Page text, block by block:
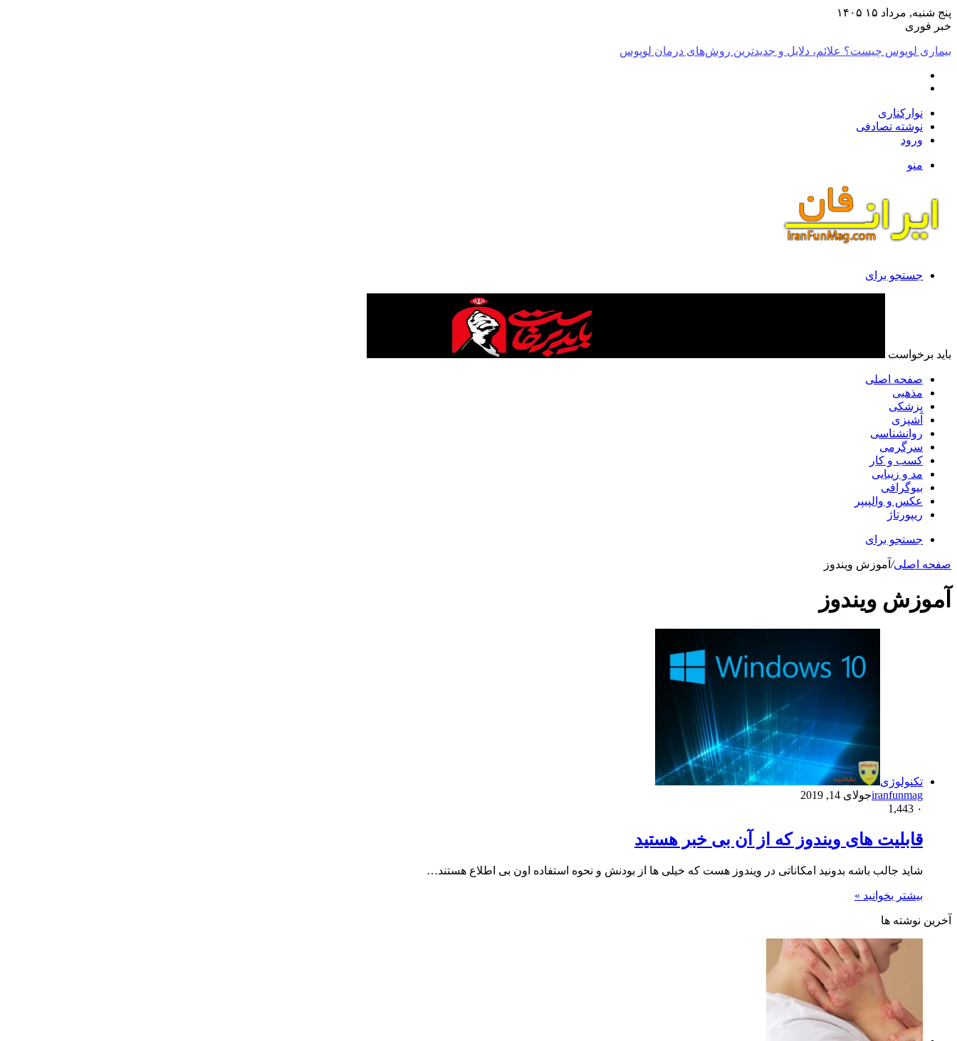
پنج شنبه, مرداد ۱۵ ۱۴۰۵
خبر فوری
مهم‌ترین خواص روغن آرگان برای مو
نوارکناری
نوشته تصادفی
ورود
منو
جستجو برای
باید برخواست
صفحه اصلی
مذهبی
پزشکی
آشپزی
روانشناسی
سرگرمی
کسب و کار
مد و زیبایی
بیوگرافی
عکس و والپیپر
ریپورتاژ
جستجو برای
صفحه اصلی/ آموزش ویندوز
آموزش ویندوز
تکنولوژی
iranfunmagجولای 14, 2019
۰
قابلیت های ویندوز که از آن بی خبر هستید
شاید جالب باشه بدونید امکاناتی در ویندوز هست که خیلی ها از بودنش و نحوه استفاده اون بی اطلاع هستند…
بیشتر بخوانید »
آخرین نوشته ها